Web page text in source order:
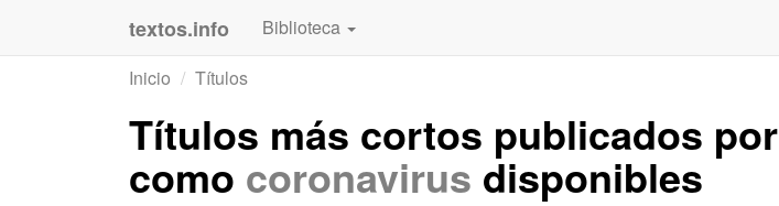
textos.info Biblioteca
Inicio
Títulos
Títulos más cortos publicados por
como coronavirus disponibles